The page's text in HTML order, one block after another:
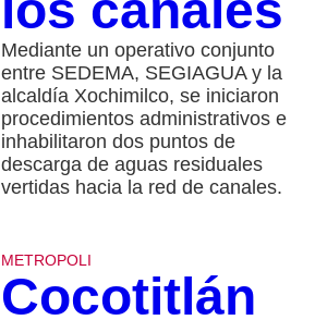
Mediante un operativo conjunto
entre SEDEMA, SEGIAGUA y la
alcaldía Xochimilco, se iniciaron
procedimientos administrativos e
inhabilitaron dos puntos de
descarga de aguas residuales
vertidas hacia la red de canales.
METROPOLI
Cocotitlán